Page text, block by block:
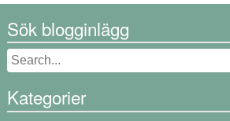
Sök blogginlägg
Kategorier